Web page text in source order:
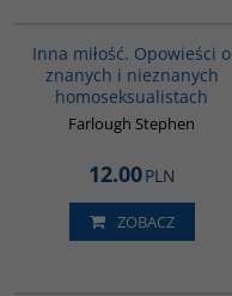
Inna miłość. Opowieści o
znanych i nieznanych
homoseksualistach
Farlough Stephen
12.00PLN
ZOBACZ